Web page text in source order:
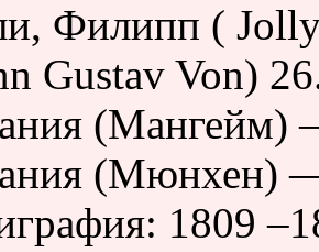
Филипп (
Gustav Von)
(Мангейм)
(Мюнхен)
1809